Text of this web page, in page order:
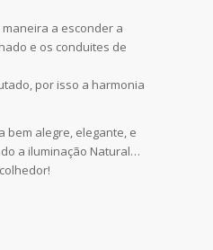
a esconder a
e os conduites de
por isso a harmonia
bem alegre, elegante, e
a iluminação Natural…